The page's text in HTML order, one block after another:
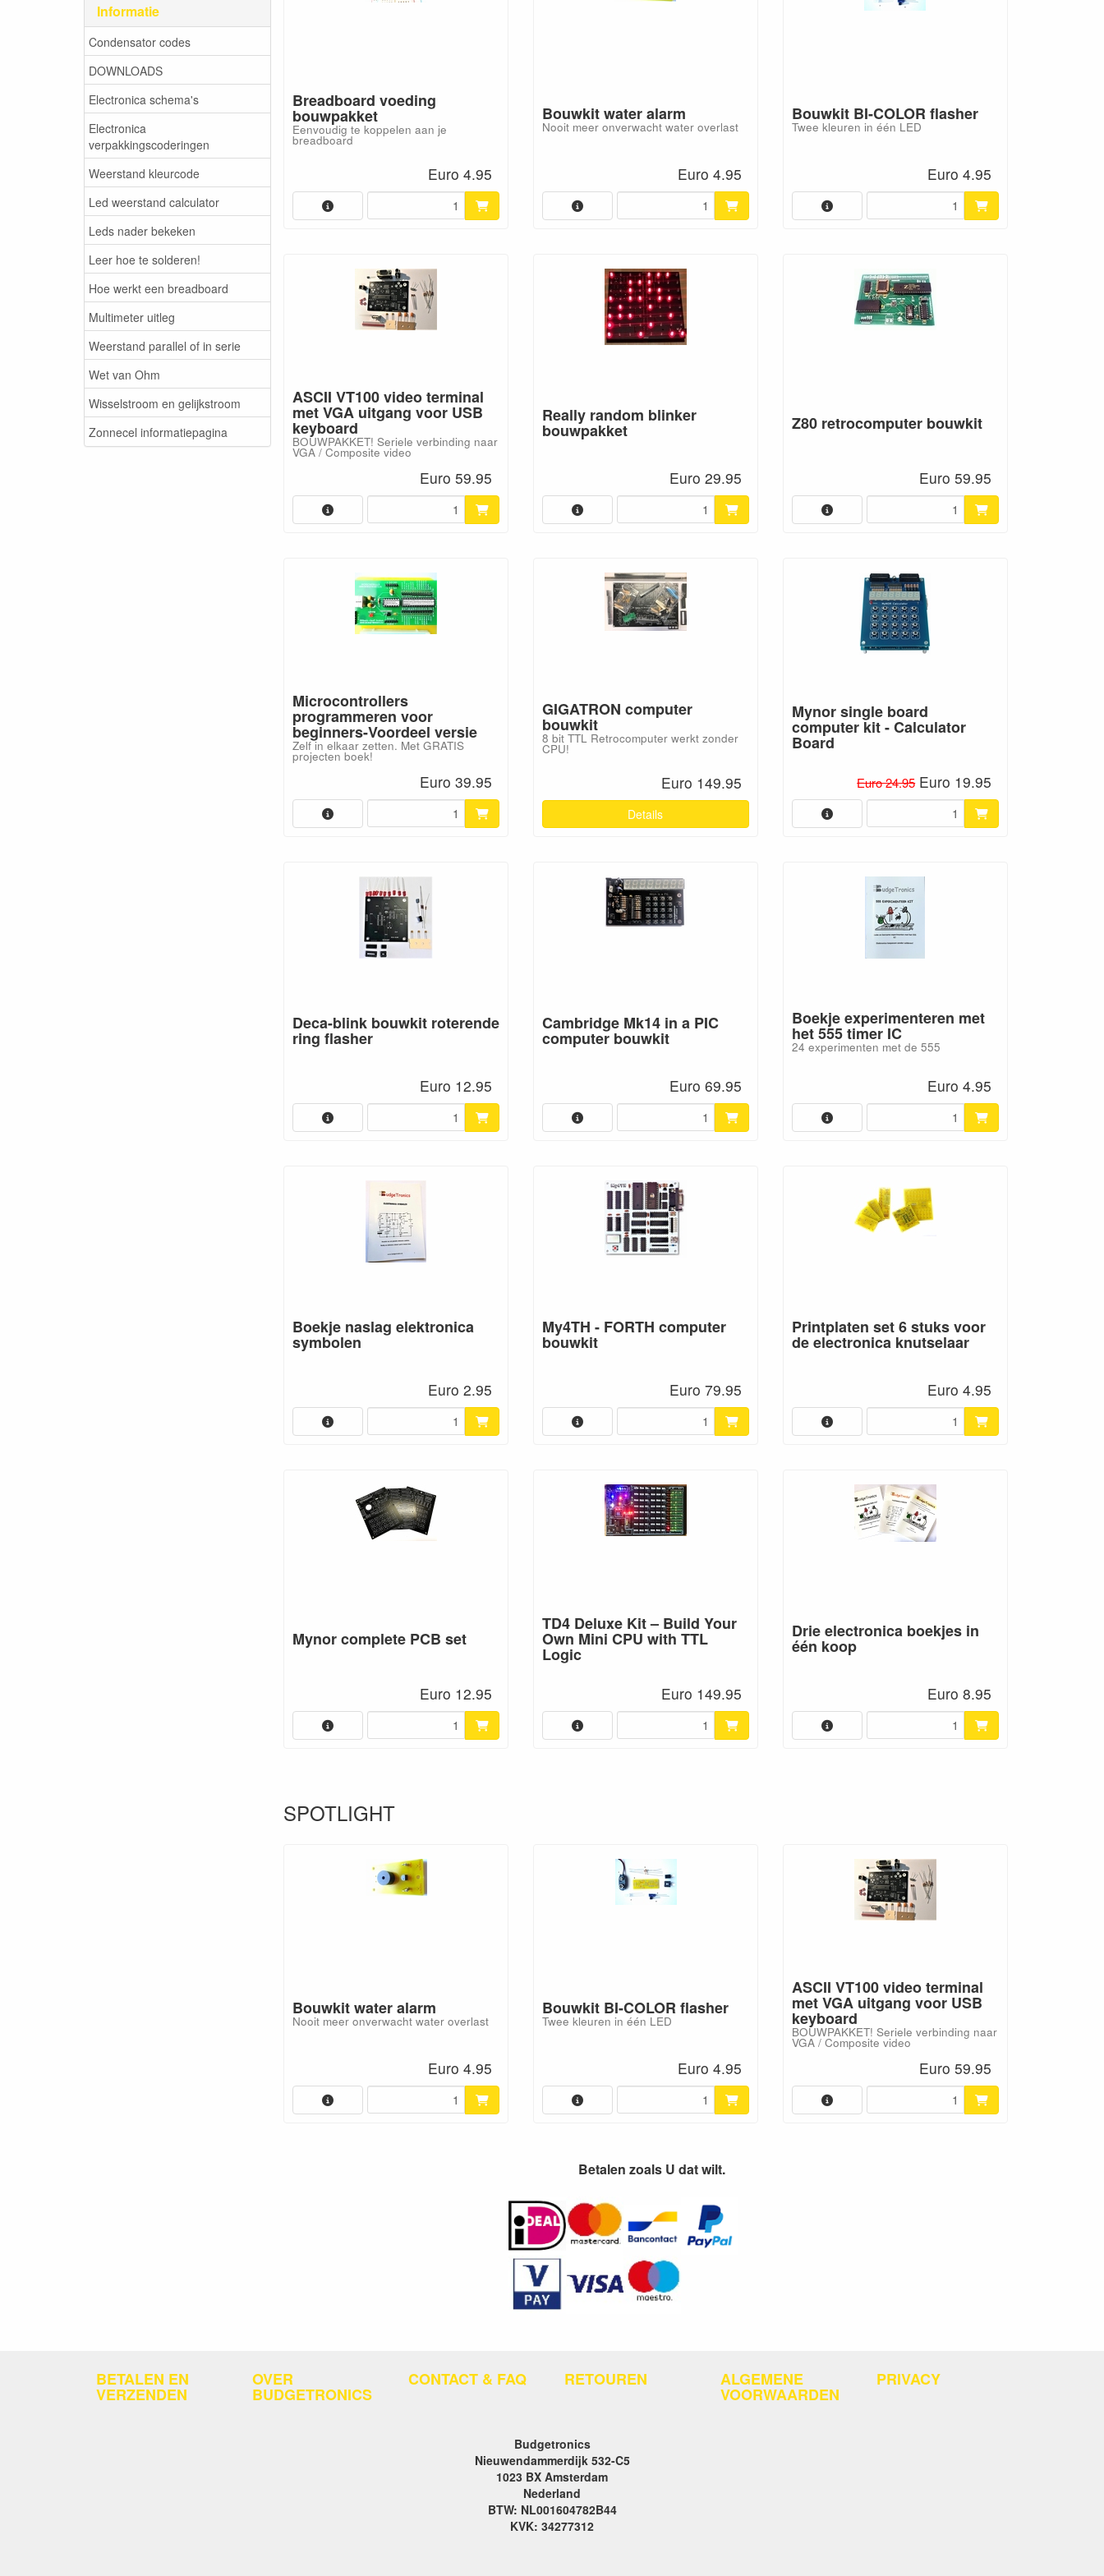
Informatie
Condensator codes
DOWNLOADS
Electronica schema's
Electronica
verpakkingscoderingen
Weerstand kleurcode
Led weerstand calculator
Leds nader bekeken
Leer hoe te solderen!
Hoe werkt een breadboard
Multimeter uitleg
Weerstand parallel of in serie
Wet van Ohm
Wisselstroom en gelijkstroom
Zonnecel informatiepagina
Breadboard voeding
bouwpakket
Eenvoudig te koppelen aan je
breadboard
Euro 4.95
Bouwkit water alarm
Nooit meer onverwacht water overlast
Euro 4.95
Bouwkit BI-COLOR flasher
Twee kleuren in één LED
Euro 4.95
ASCII VT100 video terminal
met VGA uitgang voor USB
keyboard
BOUWPAKKET! Seriele verbinding naar
VGA / Composite video
Euro 59.95
Really random blinker
bouwpakket
Euro 29.95
Z80 retrocomputer bouwkit
Euro 59.95
Microcontrollers
programmeren voor
beginners-Voordeel versie
Zelf in elkaar zetten. Met GRATIS
projecten boek!
Euro 39.95
GIGATRON computer
bouwkit
8 bit TTL Retrocomputer werkt zonder
CPU!
Euro 149.95
Details
Mynor single board
computer kit - Calculator
Board
Euro 24.95Euro 19.95
Deca-blink bouwkit roterende
ring flasher
Euro 12.95
Cambridge Mk14 in a PIC
computer bouwkit
Euro 69.95
Boekje experimenteren met
het 555 timer IC
24 experimenten met de 555
Euro 4.95
Boekje naslag elektronica
symbolen
Euro 2.95
My4TH - FORTH computer
bouwkit
Euro 79.95
Printplaten set 6 stuks voor
de electronica knutselaar
Euro 4.95
Mynor complete PCB set
Euro 12.95
TD4 Deluxe Kit – Build Your
Own Mini CPU with TTL
Logic
Euro 149.95
Drie electronica boekjes in
één koop
Euro 8.95
SPOTLIGHT
Bouwkit water alarm
Nooit meer onverwacht water overlast
Euro 4.95
Bouwkit BI-COLOR flasher
Twee kleuren in één LED
Euro 4.95
ASCII VT100 video terminal
met VGA uitgang voor USB
keyboard
BOUWPAKKET! Seriele verbinding naar
VGA / Composite video
Euro 59.95
Betalen zoals U dat wilt.
BETALEN EN
VERZENDEN
OVER
BUDGETRONICS
CONTACT & FAQ RETOUREN ALGEMENE
VOORWAARDEN
PRIVACY
Budgetronics
Nieuwendammerdijk 532-C5
1023 BX Amsterdam
Nederland
BTW: NL001604782B44
KVK: 34277312